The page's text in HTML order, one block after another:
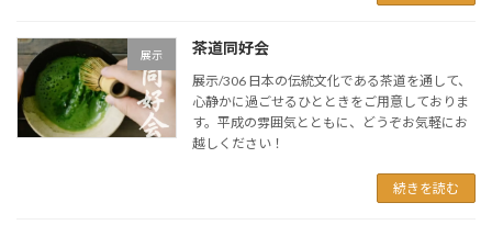
展示 茶道同好会
展示/306 日本の伝統文化である茶道を通して、
心静かに過ごせるひとときをご用意しておりま
す。平成の雰囲気とともに、どうぞお気軽にお
越しください！
続きを読む